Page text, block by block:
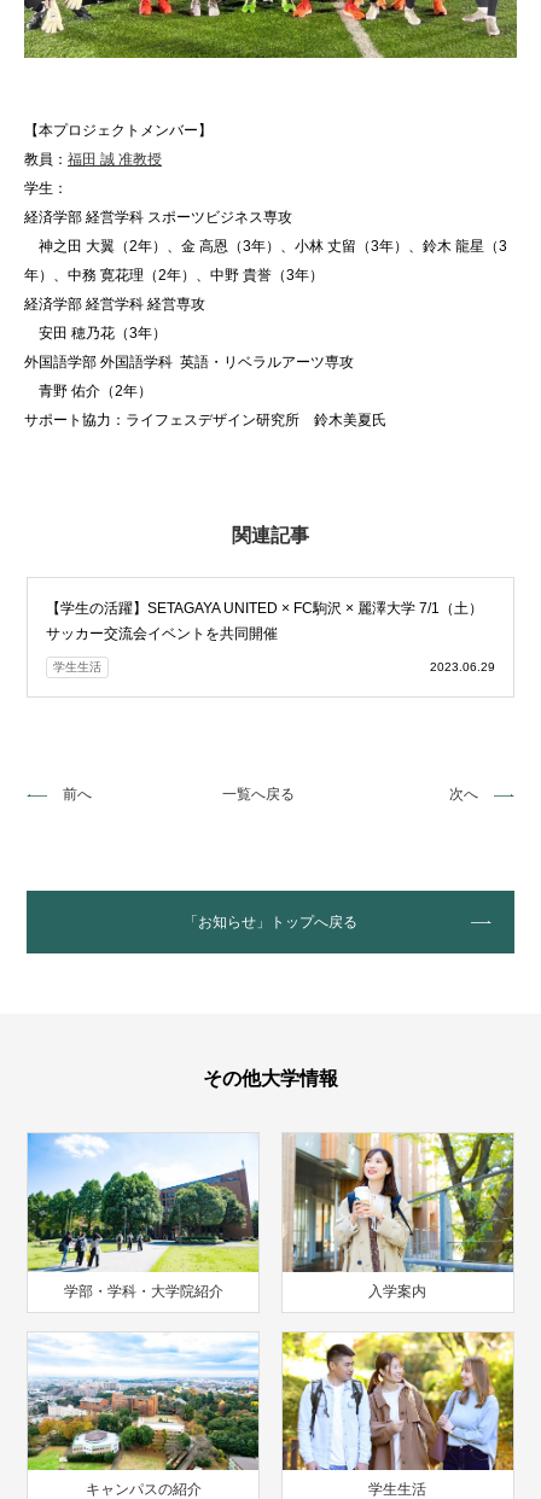
【本プロジェクトメンバー】
教員： 福田 誠 准教授
学生：
経済学部 経営学科 スポーツビジネス専攻
神之田 大翼（2年）、金 高恩（3年）、小林 丈留（3年）、鈴木 龍星（3
年）、中務 寛花理（2年）、中野 貴誉（3年）
経済学部 経営学科 経営専攻
安田 穂乃花（3年）
外国語学部 外国語学科 英語・リベラルアーツ専攻
青野 佑介（2年）
サポート協力：ライフェスデザイン研究所 鈴木美夏氏
関連記事
【学生の活躍】SETAGAYA UNITED × FC駒沢 × 麗澤大学 7/1（土）
サッカー交流会イベントを共同開催
学生生活 2023.06.29
前へ 一覧へ戻る 次へ
「お知らせ」トップへ戻る
その他大学情報
学部・学科・大学院紹介 入学案内
キャンパスの紹介 学生生活